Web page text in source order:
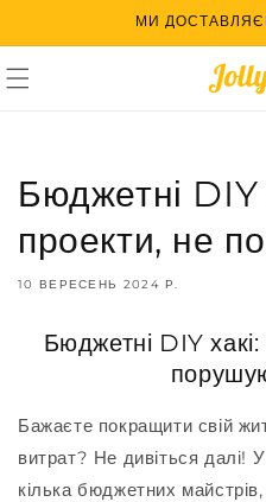
МИ
Бюджетні DIY
проекти, не
10 ВЕРЕСЕНЬ 2024 Р.
Бюджетні DIY
Бажаєте покращити свій
витрат? Не дивіться далі!
кілька бюджетних